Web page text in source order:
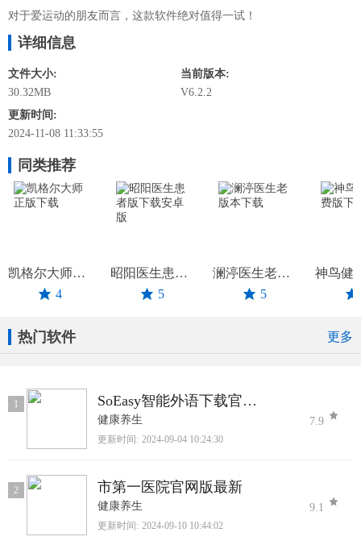
对于爱运动的朋友而言，这款软件绝对值得一试！
详细信息
文件大小:
30.32MB
当前版本:
V6.2.2
更新时间:
2024-11-08 11:33:55
同类推荐
凯格尔大师正版下载
4
昭阳医生患者版下载安卓版
5
澜渟医生老版本下载
5
热门软件 更多
1 SoEasy智能外语下载官方正版
健康养生 7.9
更新时间: 2024-09-04 10:24:30
2 市第一医院官网版最新
健康养生 9.1
更新时间: 2024-09-10 10:44:02